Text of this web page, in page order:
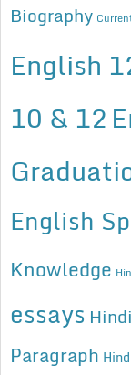
Biography
English
10 & 12
English
Knowledge
essays
Paragraph